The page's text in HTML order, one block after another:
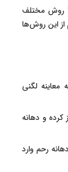
همان‌طور که ذکر شد، بیوپسی رحم به 3 روش مختلف
از این روش‌ها
معاینه لگنی
کرده و دهانه
رحم وارد